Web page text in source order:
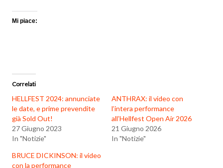
Mi piace:
Correlati
HELLFEST 2024: annunciate
le date, e prime prevendite
già Sold Out!
27 Giugno 2023
In "Notizie"
ANTHRAX: il video con
l’intera performance
all’Hellfest Open Air 2026
21 Giugno 2026
In "Notizie"
BRUCE DICKINSON: il video
con la performance